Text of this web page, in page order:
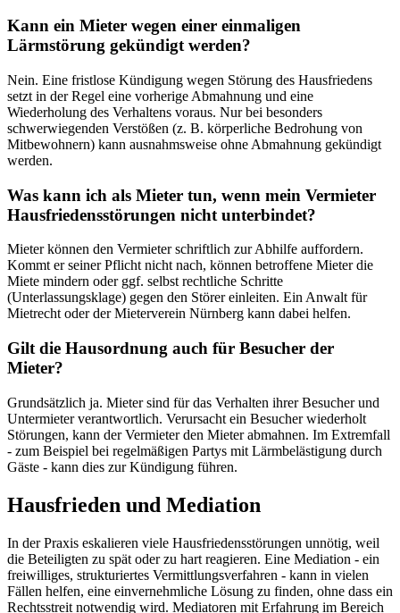
Kann ein Mieter wegen einer einmaligen
Lärmstörung gekündigt werden?
Nein. Eine fristlose Kündigung wegen Störung des Hausfriedens
setzt in der Regel eine vorherige Abmahnung und eine
Wiederholung des Verhaltens voraus. Nur bei besonders
schwerwiegenden Verstößen (z. B. körperliche Bedrohung von
Mitbewohnern) kann ausnahmsweise ohne Abmahnung gekündigt
werden.
Was kann ich als Mieter tun, wenn mein Vermieter
Hausfriedensstörungen nicht unterbindet?
Mieter können den Vermieter schriftlich zur Abhilfe auffordern.
Kommt er seiner Pflicht nicht nach, können betroffene Mieter die
Miete mindern oder ggf. selbst rechtliche Schritte
(Unterlassungsklage) gegen den Störer einleiten. Ein Anwalt für
Mietrecht oder der Mieterverein Nürnberg kann dabei helfen.
Gilt die Hausordnung auch für Besucher der
Mieter?
Grundsätzlich ja. Mieter sind für das Verhalten ihrer Besucher und
Untermieter verantwortlich. Verursacht ein Besucher wiederholt
Störungen, kann der Vermieter den Mieter abmahnen. Im Extremfall
- zum Beispiel bei regelmäßigen Partys mit Lärmbelästigung durch
Gäste - kann dies zur Kündigung führen.
Hausfrieden und Mediation
In der Praxis eskalieren viele Hausfriedensstörungen unnötig, weil
die Beteiligten zu spät oder zu hart reagieren. Eine Mediation - ein
freiwilliges, strukturiertes Vermittlungsverfahren - kann in vielen
Fällen helfen, eine einvernehmliche Lösung zu finden, ohne dass ein
Rechtsstreit notwendig wird. Mediatoren mit Erfahrung im Bereich